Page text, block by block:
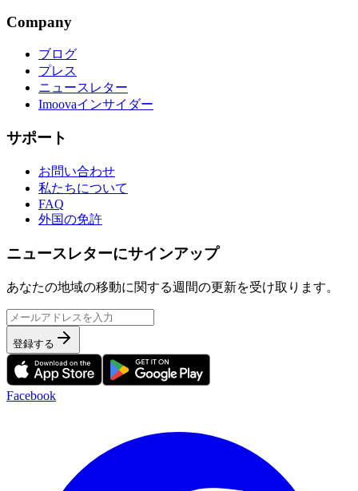
Company
ブログ
プレス
ニュースレター
Imoovaインサイダー
サポート
お問い合わせ
私たちについて
FAQ
外国の免許
ニュースレターにサインアップ
あなたの地域の移動に関する週間の更新を受け取ります。
登録する
Facebook